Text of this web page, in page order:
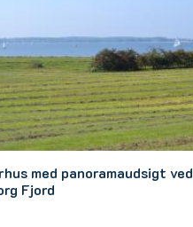
med panoramaudsigt ved
Fjord